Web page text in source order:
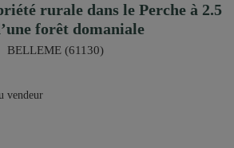
rurale dans le Perche à 2.5
forêt domaniale
BELLEME (61130)
vendeur